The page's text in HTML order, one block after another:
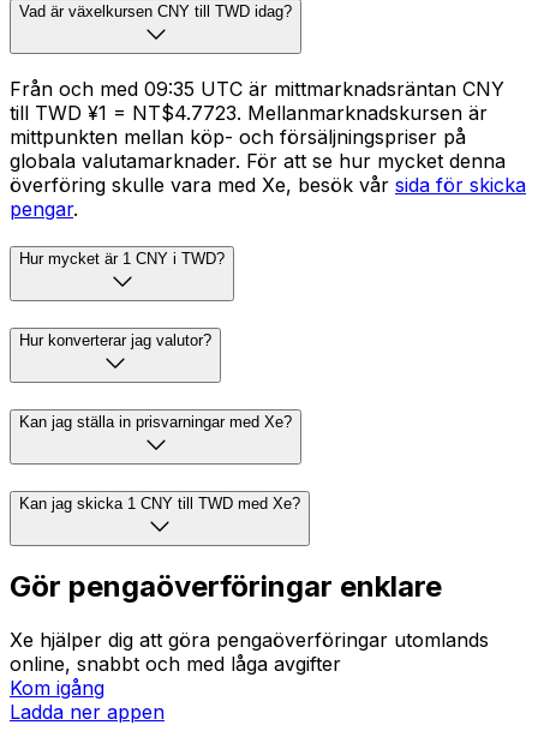
Vad är växelkursen CNY till TWD idag?
Från och med 09:35 UTC är mittmarknadsräntan CNY
till TWD ¥1 = NT$4.7723. Mellanmarknadskursen är
mittpunkten mellan köp- och försäljningspriser på
globala valutamarknader. För att se hur mycket denna
överföring skulle vara med Xe, besök vår sida för skicka
pengar.
Hur mycket är 1 CNY i TWD?
Hur konverterar jag valutor?
Kan jag ställa in prisvarningar med Xe?
Kan jag skicka 1 CNY till TWD med Xe?
Gör pengaöverföringar enklare
Xe hjälper dig att göra pengaöverföringar utomlands
online, snabbt och med låga avgifter
Kom igång
Ladda ner appen